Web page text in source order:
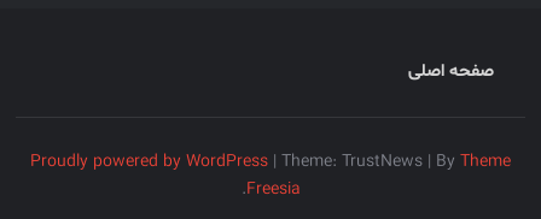
صفحه اصلی
Proudly powered by WordPress | Theme: TrustNews | By Theme
Freesia
.